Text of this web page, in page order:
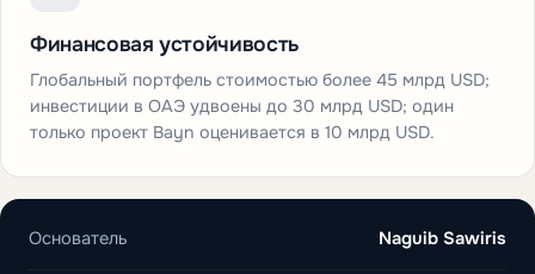
Финансовая устойчивость
Глобальный портфель стоимостью более 45 млрд USD;
инвестиции в ОАЭ удвоены до 30 млрд USD; один
только проект Bayn оценивается в 10 млрд USD.
Основатель Naguib Sawiris